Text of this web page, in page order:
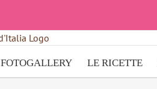
FOTOGALLERY LE RICETTE